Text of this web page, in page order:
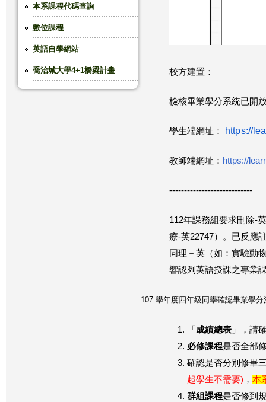
本系課程代碼查詢
數位課程
英語自學網站
喬治城大學4+1橋梁計畫 校方建置：
檢核畢業學分系統已開
學生端網址： https://
教師端網址： https://
----------------------------
112年課務組要求刪除-
療-英22747）。已反應
同理－英（如：實驗動
響認列英語授課之專業
107 學年度四年級同學確認畢業學
「 成績總表 」，請
必修課程是否全部
確認是否分別修畢
起學生不需要) ， 本
群組課程是否修到